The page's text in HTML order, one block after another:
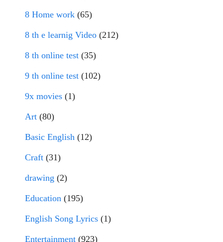
8 Home work (65)
8 th e learnig Video (212)
8 th online test (35)
9 th online test (102)
9x movies (1)
Art (80)
Basic English (12)
Craft (31)
drawing (2)
Education (195)
English Song Lyrics (1)
Entertainment (923)